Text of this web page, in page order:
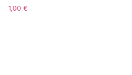
1,00 €